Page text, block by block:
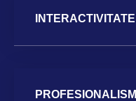
INTERACTIVITATE
PROFESIONALISM